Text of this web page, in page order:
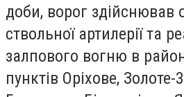
доби, ворог здійснював
ствольної артилерії та
залпового вогню в
пунктів Оріхове,